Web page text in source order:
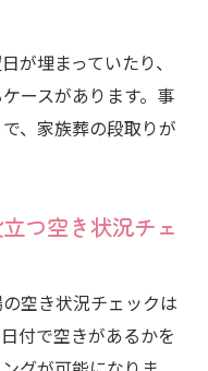
が埋まっていたり、
ースがあります。事
、家族葬の段取りが
つ空き状況チェ
空き状況チェックは
付で空きがあるかを